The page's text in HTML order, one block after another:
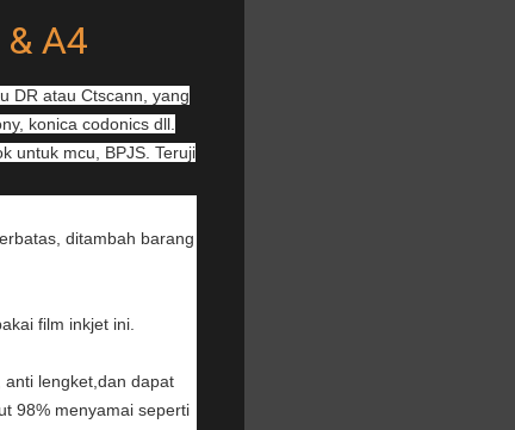
A4
DR atau Ctscann, yang
konica codonics dll.
untuk mcu, BPJS. Teruji
ditambah barang
film inkjet ini.
lengket,dan dapat
98% menyamai seperti